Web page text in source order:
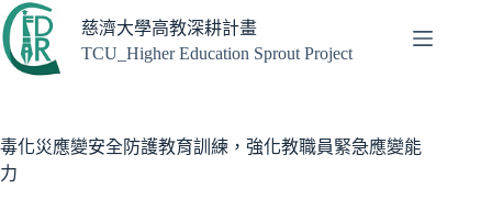
跳
至
主
容
慈濟大學高教深耕計畫
TCU_Higher Education Sprout Project
毒化災應變安全防護教育訓練，強化教職員緊急應變能
力